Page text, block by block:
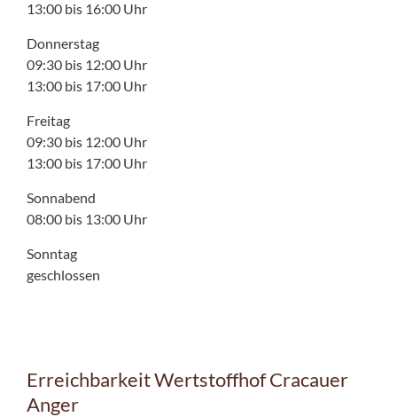
13:00 bis 16:00 Uhr
Donnerstag
09:30 bis 12:00 Uhr
13:00 bis 17:00 Uhr
Freitag
09:30 bis 12:00 Uhr
13:00 bis 17:00 Uhr
Sonnabend
08:00 bis 13:00 Uhr
Sonntag
geschlossen
Erreichbarkeit Wertstoffhof Cracauer
Anger